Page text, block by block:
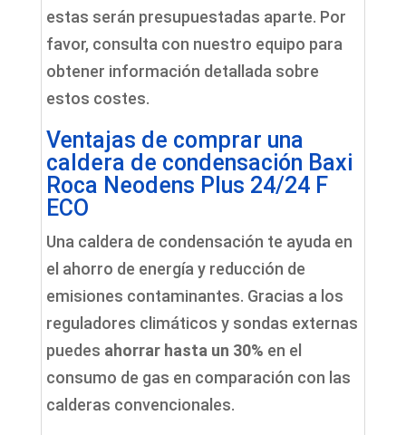
estas serán presupuestadas aparte. Por
favor, consulta con nuestro equipo para
obtener información detallada sobre
estos costes.
Ventajas de comprar una
caldera de condensación Baxi
Roca Neodens Plus 24/24 F
ECO
Una caldera de condensación te ayuda en
el ahorro de energía y reducción de
emisiones contaminantes. Gracias a los
reguladores climáticos y sondas externas
puedes ahorrar hasta un 30% en el
consumo de gas en comparación con las
calderas convencionales.